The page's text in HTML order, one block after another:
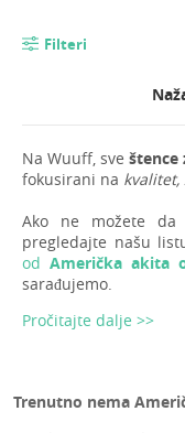
Filteri
Na Wuuff, sveštence
fokusirani na
Ako ne možete da
pregledajte našu
od Američka akita
sarađujemo.
Pročitajte dalje >>
Trenutno nema